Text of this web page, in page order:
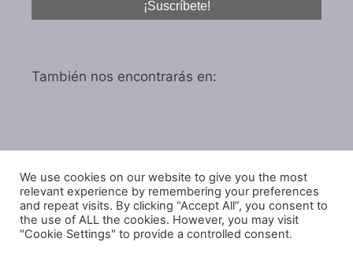
También nos encontrarás en:
Política de privacidad
Política de cookies
We use cookies on our website to give you the most
relevant experience by remembering your preferences
and repeat visits. By clicking “Accept All”, you consent to
the use of ALL the cookies. However, you may visit
"Cookie Settings" to provide a controlled consent.